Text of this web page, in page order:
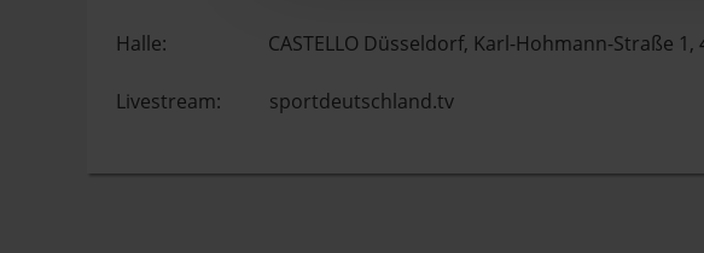
Halle: CASTELLO Düsseldorf, Karl-Hohmann-Straße 1,
Livestream: sportdeutschland.tv